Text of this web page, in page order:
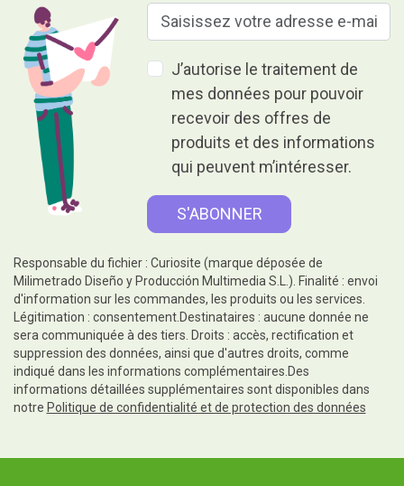
J’autorise le traitement de
mes données pour pouvoir
recevoir des offres de
produits et des informations
qui peuvent m’intéresser.
Responsable du fichier : Curiosite (marque déposée de
Milimetrado Diseño y Producción Multimedia S.L.). Finalité : envoi
d'information sur les commandes, les produits ou les services.
Légitimation : consentement.Destinataires : aucune donnée ne
sera communiquée à des tiers. Droits : accès, rectification et
suppression des données, ainsi que d'autres droits, comme
indiqué dans les informations complémentaires.Des
informations détaillées supplémentaires sont disponibles dans
notre Politique de confidentialité et de protection des données